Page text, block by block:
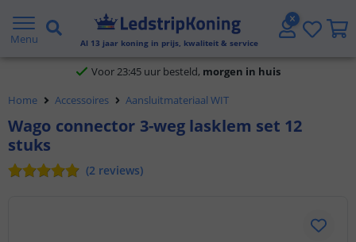
Menu Al 13 jaar koning in prijs, kwaliteit & service
Klantbeoordeling 9.1
Voor 23:45 uur besteld, morgen in huis
5 jaar garantie
Home Accessoires Aansluitmateriaal WIT
Wago connector 3-weg lasklem set 12
stuks
(2 reviews)